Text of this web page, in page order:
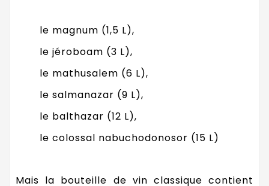
le magnum (1,5 L),
le jéroboam (3 L),
le mathusalem (6 L),
le salmanazar (9 L),
le balthazar (12 L),
le colossal nabuchodonosor (15 L)
Mais la bouteille de vin classique contient